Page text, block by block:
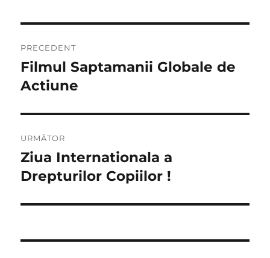
în
articole
PRECEDENT
Articolul
anterior:
Filmul Saptamanii Globale de
Actiune
URMĂTOR
Articolul
următor:
Ziua Internationala a
Drepturilor Copiilor !